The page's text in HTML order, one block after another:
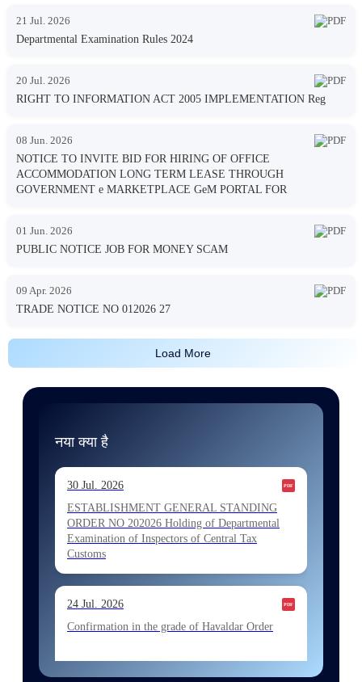
21 Jul. 2026
Departmental Examination Rules 2024
20 Jul. 2026
RIGHT TO INFORMATION ACT 2005 IMPLEMENTATION Reg
08 Jun. 2026
NOTICE TO INVITE BID FOR HIRING OF OFFICE
ACCOMMODATION LONG TERM LEASE THROUGH
GOVERNMENT e MARKETPLACE GeM PORTAL FOR
01 Jun. 2026
PUBLIC NOTICE JOB FOR MONEY SCAM
09 Apr. 2026
TRADE NOTICE NO 012026 27
Load More
नया क्या है
30 Jul. 2026
ESTABLISHMENT GENERAL STANDING
ORDER NO 202026 Holding of Departmental
Examination of Inspectors of Central Tax
Customs
24 Jul. 2026
Confirmation in the grade of Havaldar Order